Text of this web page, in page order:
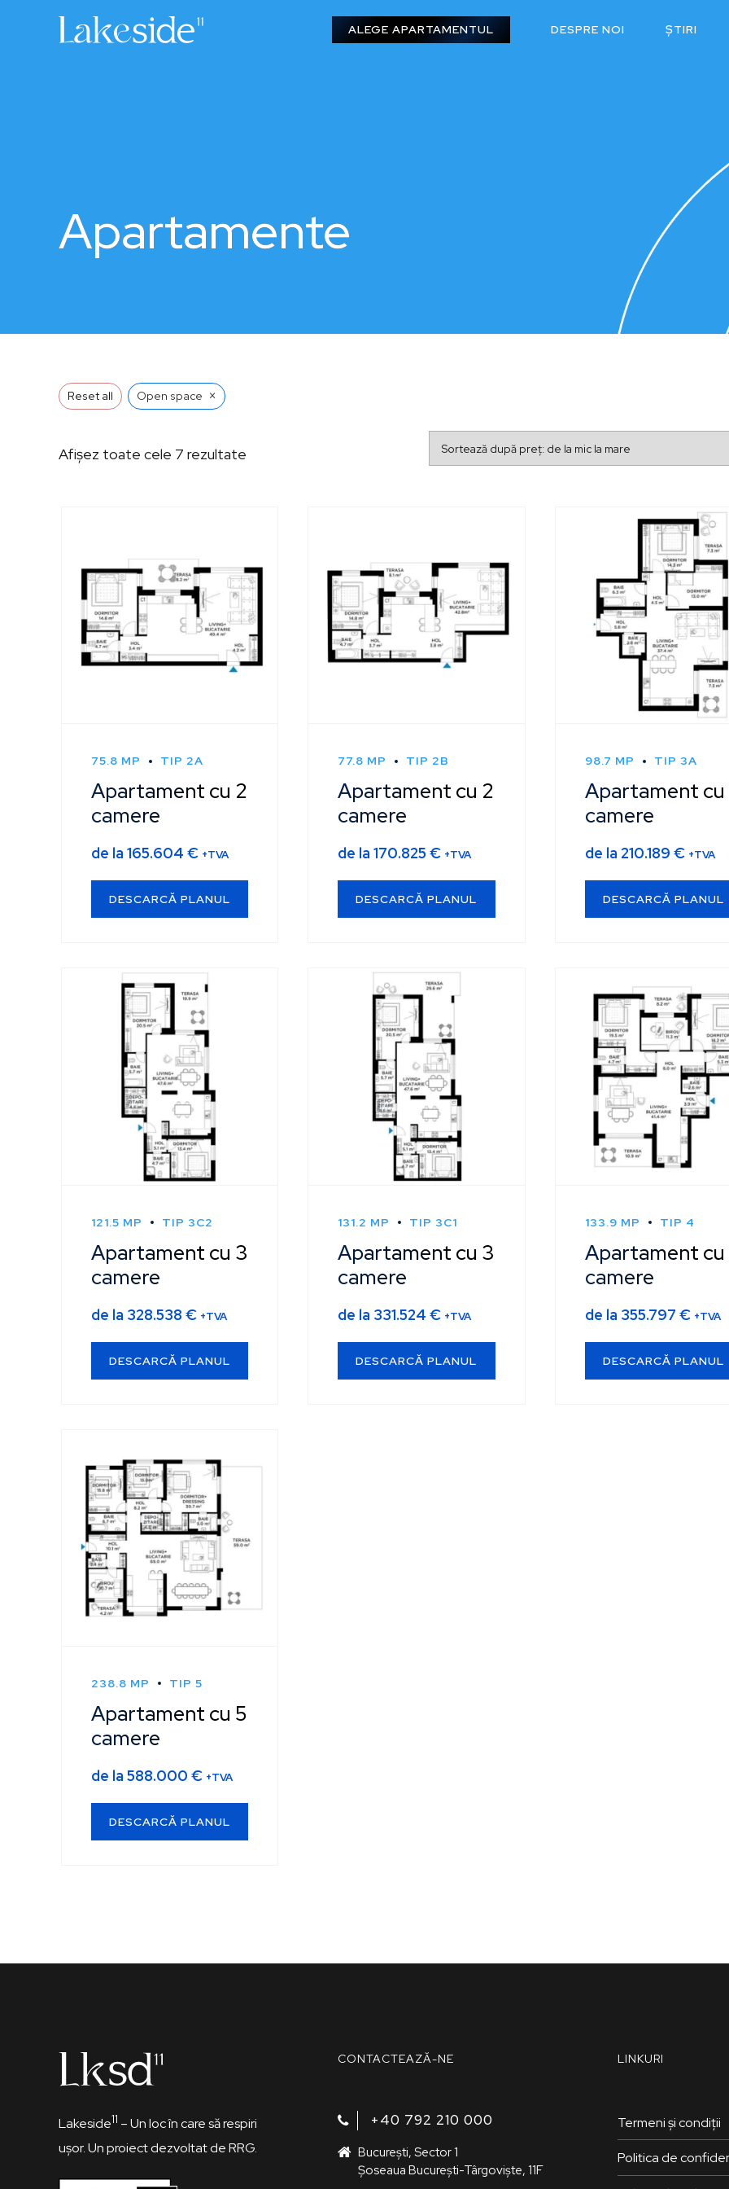
ALEGE APARTAMENTUL DESPRE NOI ȘTIRI
Apartamente
Reset all Open space ×
Afișez toate cele 7 rezultate
de
la
75.8 MP TIP 2A
Apartament cu 2
camere
de la 165.604 € +TVA
DESCARCĂ PLANUL
77.8 MP TIP 2B
Apartament cu 2
camere
de la170.825€ +TVA
DESCARCĂ PLANUL
98.7 MP TIP 3A
Apartament cu
camere
de la 210.189 € +TVA
DESCARCĂ PLANUL
121.5 MP TIP 3C2
Apartament cu 3
camere
de la 328.538 € +TVA
DESCARCĂ PLANUL
131.2 MP TIP 3C1
Apartament cu 3
camere
de la 331.524€ +TVA
DESCARCĂ PLANUL
133.9 MP TIP 4
Apartament cu
camere
de la 355.797 € +TVA
DESCARCĂ PLANUL
238.8 MP TIP 5
Apartament cu 5
camere
de la 588.000 € +TVA
DESCARCĂ PLANUL
Lakeside11 – Un loc în care să respiri
ușor. Un proiect dezvoltat de RRG.
CONTACTEAZĂ-NE
+40 792 210 000‬
București, Sector 1
Șoseaua București-Târgoviște, 11F
LINKURI
Termeni și condiții
Politica de